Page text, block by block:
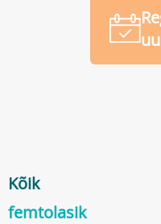
Kõik
femtolasik